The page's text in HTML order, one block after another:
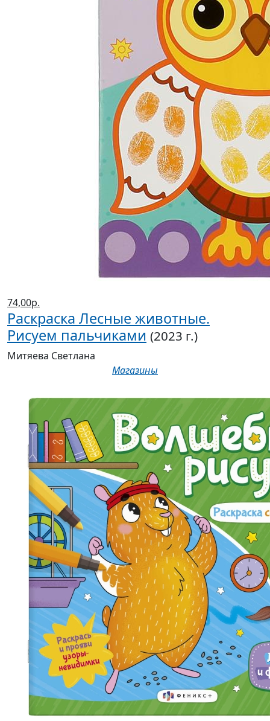
74,00р.
Раскраска Лесные животные.
Рисуем пальчиками (2023 г.)
Митяева Светлана
Магазины